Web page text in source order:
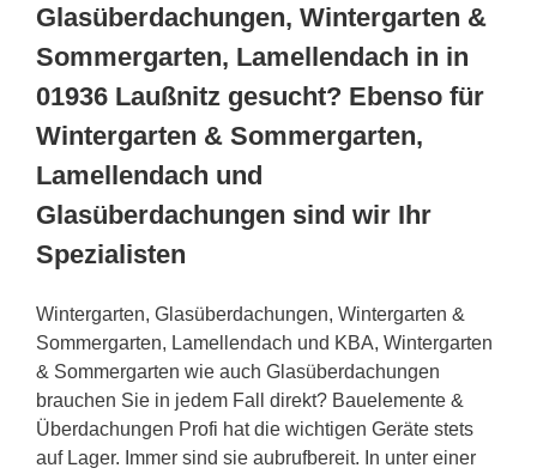
Glasüberdachungen, Wintergarten &
Sommergarten, Lamellendach in in
01936 Laußnitz gesucht? Ebenso für
Wintergarten & Sommergarten,
Lamellendach und
Glasüberdachungen sind wir Ihr
Spezialisten
Wintergarten, Glasüberdachungen, Wintergarten &
Sommergarten, Lamellendach und KBA, Wintergarten
& Sommergarten wie auch Glasüberdachungen
brauchen Sie in jedem Fall direkt? Bauelemente &
Überdachungen Profi hat die wichtigen Geräte stets
auf Lager. Immer sind sie aubrufbereit. In unter einer